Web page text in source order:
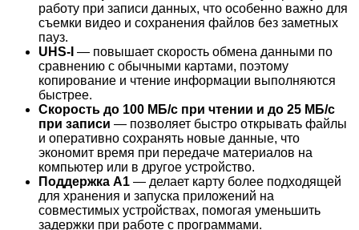
работу при записи данных, что особенно важно для
съемки видео и сохранения файлов без заметных
пауз.
UHS-I — повышает скорость обмена данными по
сравнению с обычными картами, поэтому
копирование и чтение информации выполняются
быстрее.
Скорость до 100 МБ/с при чтении и до 25 МБ/с
при записи — позволяет быстро открывать файлы
и оперативно сохранять новые данные, что
экономит время при передаче материалов на
компьютер или в другое устройство.
Поддержка A1 — делает карту более подходящей
для хранения и запуска приложений на
совместимых устройствах, помогая уменьшить
задержки при работе с программами.